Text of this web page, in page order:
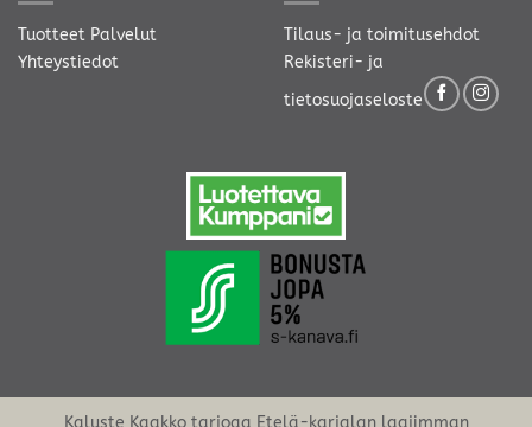
Tuotteet Palvelut
Yhteystiedot
Tilaus- ja toimitusehdot
Rekisteri- ja
tietosuojaseloste
Kaluste Kaakko tarjoaa Etelä-karjalan laajimman